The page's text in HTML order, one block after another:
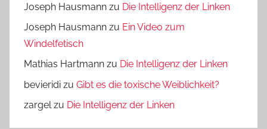
Joseph Hausmann zu Die Intelligenz der Linken
Joseph Hausmann zu Ein Video zum
Windelfetisch
Mathias Hartmann zu Die Intelligenz der Linken
bevieridi zu Gibt es die toxische Weiblichkeit?
zargelzu Die Intelligenz der Linken